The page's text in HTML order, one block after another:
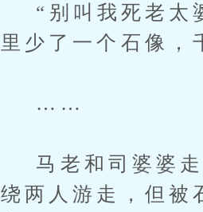
“别叫我死老太
里少了一个石像，
……
马老和司婆婆走
绕两人游走，但被